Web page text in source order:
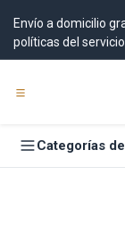
Envío a domicilio
políticas del servicio
Categorías